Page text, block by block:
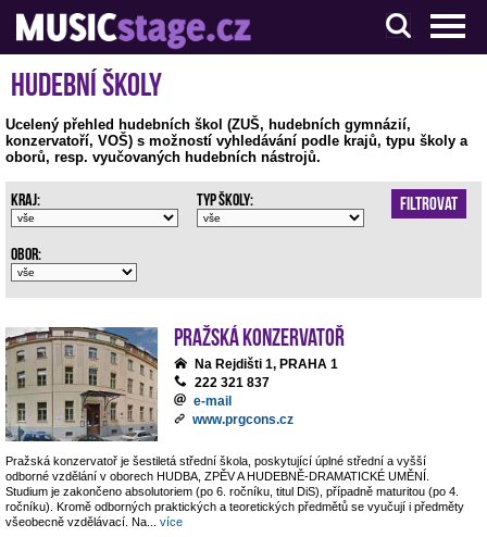
S muzikanty pro muzikanty
Hudební školy
Ucelený přehled hudebních škol (ZUŠ, hudebních gymnázií,
konzervatoří, VOŠ) s možností vyhledávání podle krajů, typu školy a
oborů, resp. vyučovaných hudebních nástrojů.
Filtrovat
Kraj: Typ školy:
Obor:
Pražská konzervatoř
Na Rejdišti 1, PRAHA 1
222 321 837
e-mail
www.prgcons.cz
Pražská konzervatoř je šestiletá střední škola, poskytující úplné střední a vyšší
odborné vzdělání v oborech HUDBA, ZPĚV A HUDEBNĚ-DRAMATICKÉ UMĚNÍ.
Studium je zakončeno absolutoriem (po 6. ročníku, titul DiS), případně maturitou (po 4.
ročníku). Kromě odborných praktických a teoretických předmětů se vyučují i předměty
všeobecně vzdělávací. Na
více